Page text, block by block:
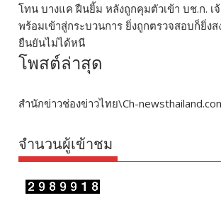
โทน บางแค ฝืนยิ้ม หลังถูกคุมตัวเข้า บช.ก. เ
พร้อมเข้าสู่กระบวนการ ยิ่งถูกตรวจสอบก็ยิ่งส
ยืนยันไม่ได้หนี
โพสต์ล่าสุด
สำนักข่าวช่องข่าวไทย\Ch-
จำนวนผู้เข้าชม